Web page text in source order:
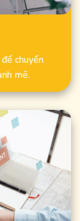
chuyển
mẽ.